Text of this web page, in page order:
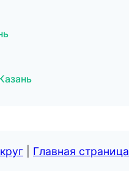
Главная страница